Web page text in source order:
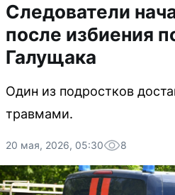
Следователи
после избиения
Галущака
Один из подростков
травмами.
20 мая, 2026, 05:30 8